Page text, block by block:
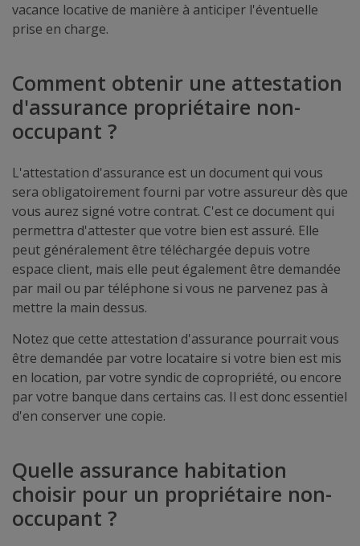
vacance locative de manière à anticiper l'éventuelle
prise en charge.
Comment obtenir une attestation
d'assurance propriétaire non-
occupant ?
L'attestation d'assurance est un document qui vous
sera obligatoirement fourni par votre assureur dès que
vous aurez signé votre contrat. C'est ce document qui
permettra d'attester que votre bien est assuré. Elle
peut généralement être téléchargée depuis votre
espace client, mais elle peut également être demandée
par mail ou par téléphone si vous ne parvenez pas à
mettre la main dessus.
Notez que cette attestation d'assurance pourrait vous
être demandée par votre locataire si votre bien est mis
en location, par votre syndic de copropriété, ou encore
par votre banque dans certains cas. Il est donc essentiel
d'en conserver une copie.
Quelle assurance habitation
choisir pour un propriétaire non-
occupant ?